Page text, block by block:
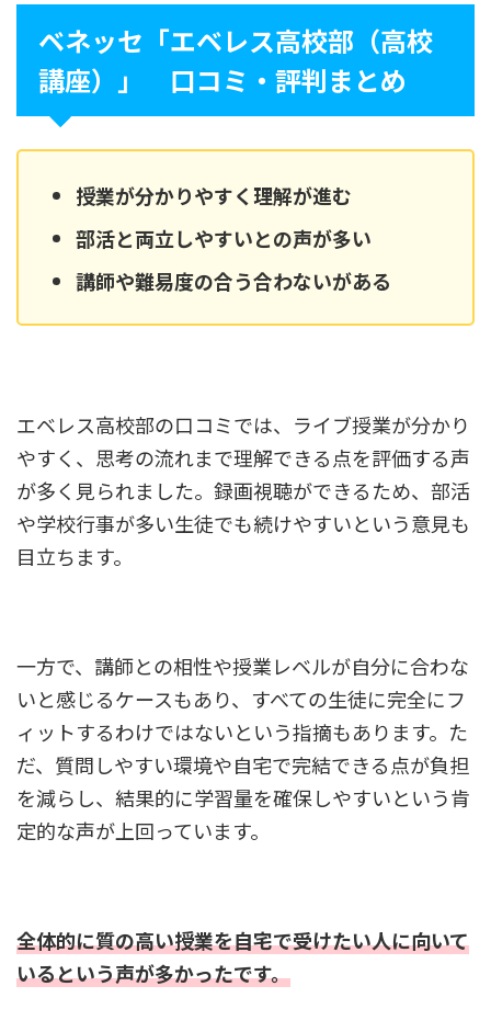
ベネッセ「エベレス高校部（高校
講座）」 口コミ・評判まとめ
授業が分かりやすく理解が進む
部活と両立しやすいとの声が多い
講師や難易度の合う合わないがある
エベレス高校部の口コミでは、ライブ授業が分かり
やすく、思考の流れまで理解できる点を評価する声
が多く見られました。録画視聴ができるため、部活
や学校行事が多い生徒でも続けやすいという意見も
目立ちます。
一方で、講師との相性や授業レベルが自分に合わな
いと感じるケースもあり、すべての生徒に完全にフ
ィットするわけではないという指摘もあります。た
だ、質問しやすい環境や自宅で完結できる点が負担
を減らし、結果的に学習量を確保しやすいという肯
定的な声が上回っています。
全体的に質の高い授業を自宅で受けたい人に向いて
いるという声が多かったです。